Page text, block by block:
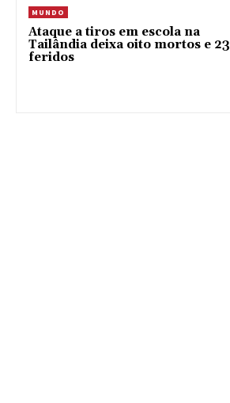
MUNDO
Ataque a tiros em escola na
Tailândia deixa oito mortos e 23
feridos